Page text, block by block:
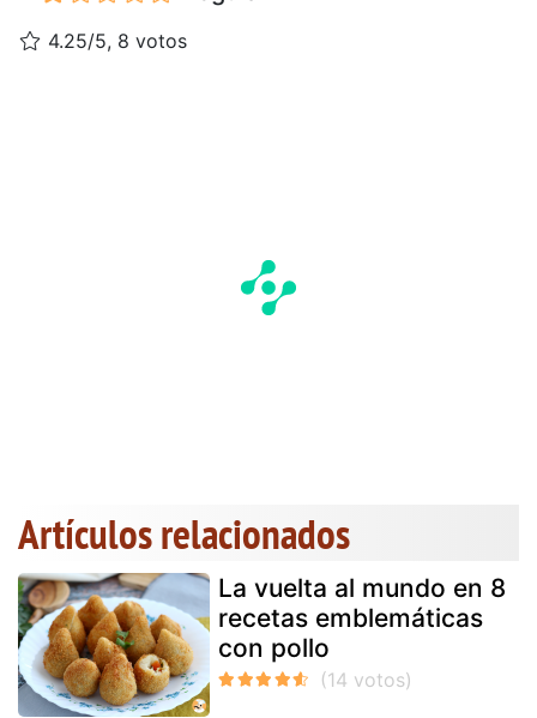
4.25/5, 8 votos
Artículos relacionados
La vuelta al mundo en 8
recetas emblemáticas
con pollo